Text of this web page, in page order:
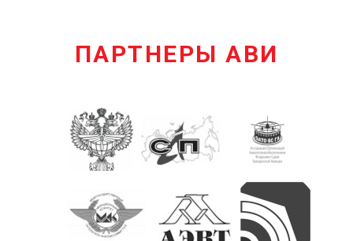
ПАРТНЕРЫ АВИ